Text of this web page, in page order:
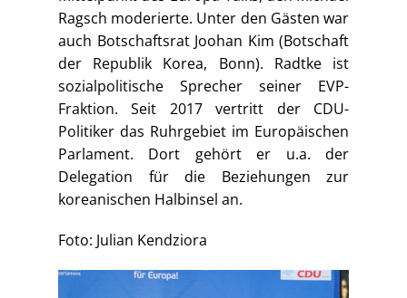
Ragsch moderierte. Unter den Gästen war
auch Botschaftsrat Joohan Kim (Botschaft
der Republik Korea, Bonn). Radtke ist
sozialpolitische Sprecher seiner EVP-
Fraktion. Seit 2017 vertritt der CDU-
Politiker das Ruhrgebiet im Europäischen
Parlament. Dort gehört er u.a. der
Delegation für die Beziehungen zur
koreanischen Halbinsel an.
Foto: Julian Kendziora